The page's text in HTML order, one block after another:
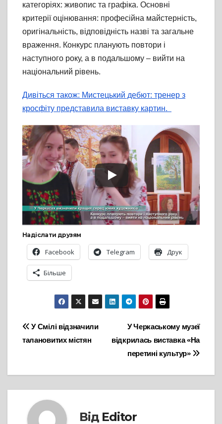
категоріях: живопис та графіка. Основні
критерії оцінювання: професійна майстерність,
оригінальність, відповідність назві та загальне
враження. Конкурс планують повтори і
наступного року, а в подальшому – вийти на
національний рівень.
Дивіться також: Мистецький дебют: тренер з
кросфіту представила виставку картин.
Надіслати друзям
Facebook Telegram Друк
Більше
Навігація
У Черкаському музеї
відкрилась виставка «На
перетині культур»
У Смілі відзначили
талановитих містян
Від Editor